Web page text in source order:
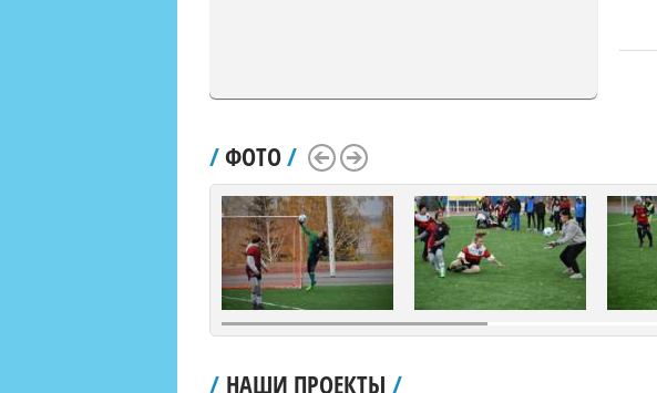
/ФОТО/
Scroll LeftScroll Right
/ НАШИ ПРОЕКТЫ /